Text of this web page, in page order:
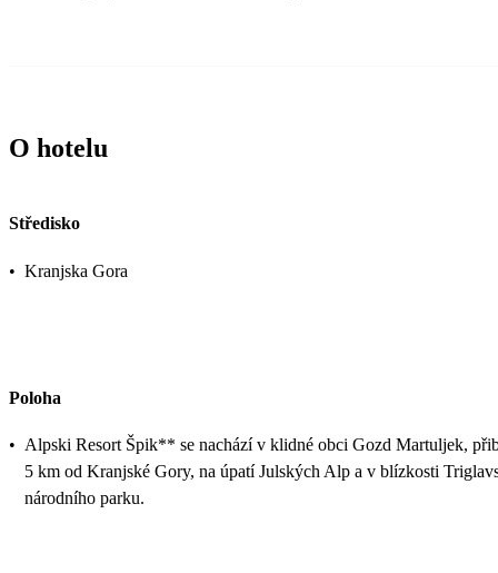
O hotelu
Středisko
• Kranjska Gora
Poloha
• Alpski Resort Špik** se nachází v klidné obci Gozd Martuljek,
5 km od Kranjské Gory, na úpatí Julských Alp a v blízkosti
národního parku.